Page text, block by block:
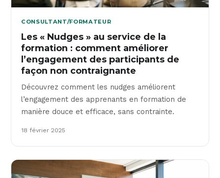
CONSULTANT/FORMATEUR
Les « Nudges » au service de la
formation : comment améliorer
l’engagement des participants de
façon non contraignante
Découvrez comment les nudges améliorent
l’engagement des apprenants en formation de
manière douce et efficace, sans contrainte.
18 février 2025